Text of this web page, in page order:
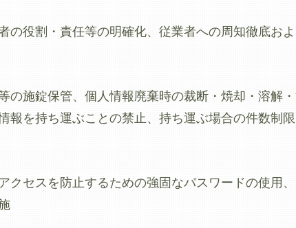
の役割・責任等の明確化、従業者への周知徹底お
の施錠保管、個人情報廃棄時の裁断・焼却・溶解
報を持ち運ぶことの禁止、持ち運ぶ場合の件数制
クセスを防止するための強固なパスワードの使用